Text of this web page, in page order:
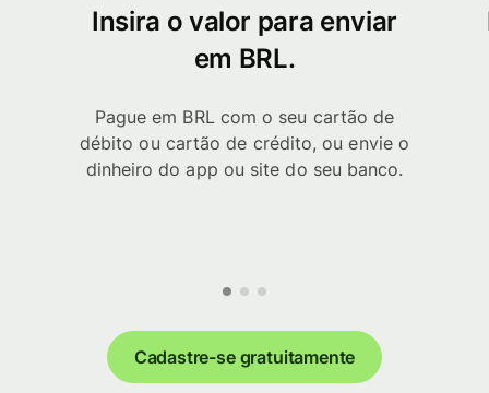
Insira o valor para enviar
em BRL.
Pague em BRL com o seu cartão de
débito ou cartão de crédito, ou envie o
dinheiro do app ou site do seu banco.
Cadastre-se gratuitamente